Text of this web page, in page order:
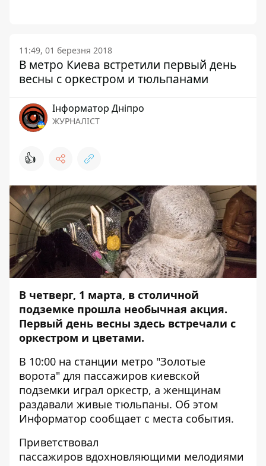
11:49, 01 березня 2018
В метро Киева встретили первый день
весны с оркестром и тюльпанами
Інформатор Дніпро
ЖУРНАЛІСТ
👍
В четверг, 1 марта, в столичной
подземке прошла необычная акция.
Первый день весны здесь встречали с
оркестром и цветами.
В 10:00 на станции метро "Золотые
ворота" для пассажиров киевской
подземки играл оркестр, а женщинам
раздавали живые тюльпаны. Об этом
Информатор сообщает с места события.
Приветствовал
пассажиров вдохновляющими мелодиями